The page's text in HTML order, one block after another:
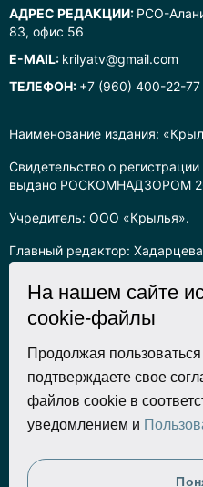
Наименование издания:
Свидетельство о
выдано РОСКОМНАДЗОРОМ
Учредитель: ООО «Крылья».
Главный редактор:
Информация на сайте
Все права на любые
защищены в соответствии с
об интеллектуальной
текстовых, фото, аудио и
с согласия
наличии ссылки на ресурс.
гиперссылка.
Разработка сайта
АДРЕС РЕДАКЦИИ: РСО-
83, офис 56
E-MAIL: krilyatv@gmail.com
ТЕЛЕФОН: +7 (960) 400-22-77
На нашем сайте
cookie-файлы
Продолжая
подтверждаете свое
файлов cookie в
уведомлением и